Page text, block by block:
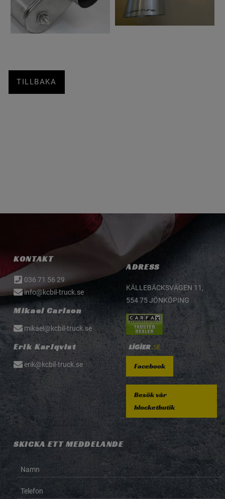
TILLBAKA
KONTAKT
036 71 56 29
info@kcbil-truck.se
Mikael Carlson
mikael@kcbil-truck.se
Erik Karlqvist
erik@kcbil-truck.se
ADRESS
KÄLLEBÄCKSVÄGEN 11,
554 75 JÖNKÖPING
Facebook
Besök vår
blocketbutik
SKICKA ETT MEDDELANDE